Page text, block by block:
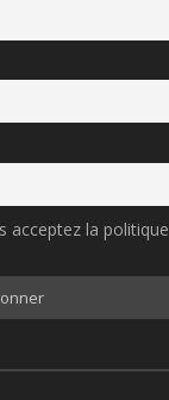
acceptez la politique